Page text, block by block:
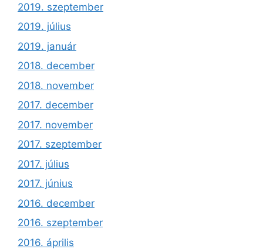
2019. szeptember
2019. július
2019. január
2018. december
2018. november
2017. december
2017. november
2017. szeptember
2017. július
2017. június
2016. december
2016. szeptember
2016. április